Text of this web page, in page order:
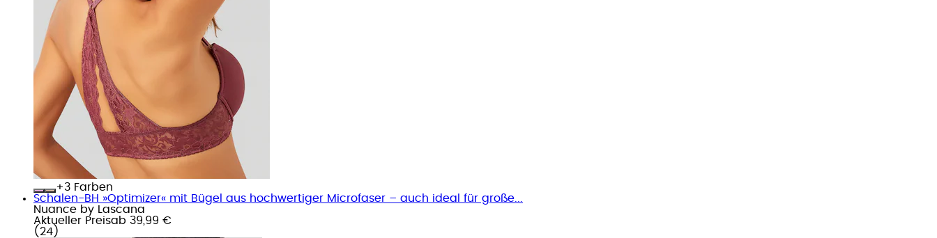
+
Farben
Schalen-BH »Optimizer« mit Bügel aus hochwertiger Microfaser – auch ideal für große...
Nuance by Lascana
Aktueller Preisab 39,99 €
( 24 )